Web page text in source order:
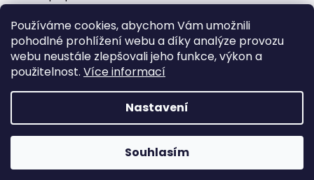
Používáme cookies, abychom Vám umožnili
pohodlné prohlížení webu a díky analýze provozu
webu neustále zlepšovali jeho funkce, výkon a
použitelnost. Více informací
Nastavení
Souhlasím
Obchodní podmínky Podmínky ochrany osobních údajů
Copyright 2026Amalthea.sport. Všechna práva
Upravit nastavení cookies